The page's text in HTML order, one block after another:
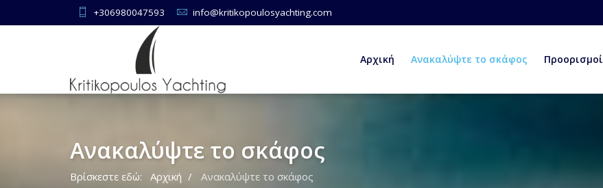
+306980047593 info@kritikopoulosyachting.com
Αρχική Ανακαλύψτε το σκάφος Προορισμοί
Ανακαλύψτε το σκάφος
Βρίσκεστε εδώ: Αρχική Ανακαλύψτε το σκάφος